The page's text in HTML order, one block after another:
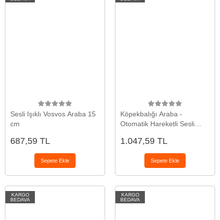
Sesli Işıklı Vosvos Araba 15
cm
687,59 TL
Sepete Ekle
Köpekbalığı Araba -
Otomatik Hareketli Sesli
Köpekbalığı
1.047,59 TL
Sepete Ekle
KARGO
BEDAVA
KARGO
BEDAVA